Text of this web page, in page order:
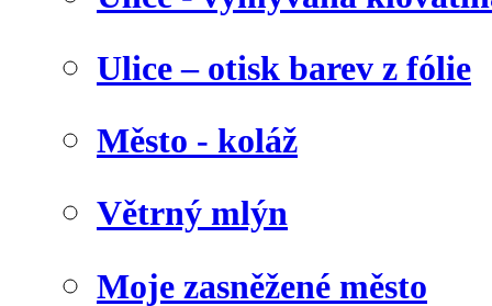
Ulice – otisk barev z fólie
Město - koláž
Větrný mlýn
Moje zasněžené město